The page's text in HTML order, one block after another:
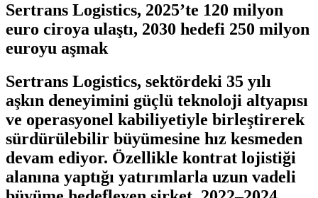
Sertrans Logistics, 2025’te 120 milyon
euro ciroya ulaştı, 2030 hedefi 250 milyon
euroyu aşmak
Sertrans Logistics, sektördeki 35 yılı
aşkın deneyimini güçlü teknoloji altyapısı
ve operasyonel kabiliyetiyle birleştirerek
sürdürülebilir büyümesine hız kesmeden
devam ediyor. Özellikle kontrat lojistiği
alanına yaptığı yatırımlarla uzun vadeli